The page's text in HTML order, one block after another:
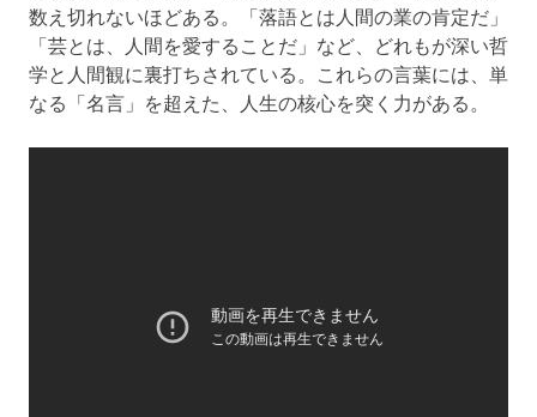
数え切れないほどある。「落語とは人間の業の肯定だ」
「芸とは、人間を愛することだ」など、どれもが深い哲
学と人間観に裏打ちされている。これらの言葉には、単
なる「名言」を超えた、人生の核心を突く力がある。